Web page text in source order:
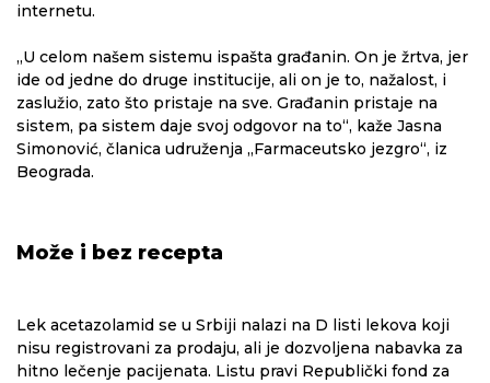
internetu.
„U celom našem sistemu ispašta građanin. On je žrtva, jer
ide od jedne do druge institucije, ali on je to, nažalost, i
zaslužio, zato što pristaje na sve. Građanin pristaje na
sistem, pa sistem daje svoj odgovor na to“, kaže Jasna
Simonović, članica udruženja „Farmaceutsko jezgro“, iz
Beograda.
Može i bez recepta
Lek acetazolamid se u Srbiji nalazi na D listi lekova koji
nisu registrovani za prodaju, ali je dozvoljena nabavka za
hitno lečenje pacijenata. Listu pravi Republički fond za